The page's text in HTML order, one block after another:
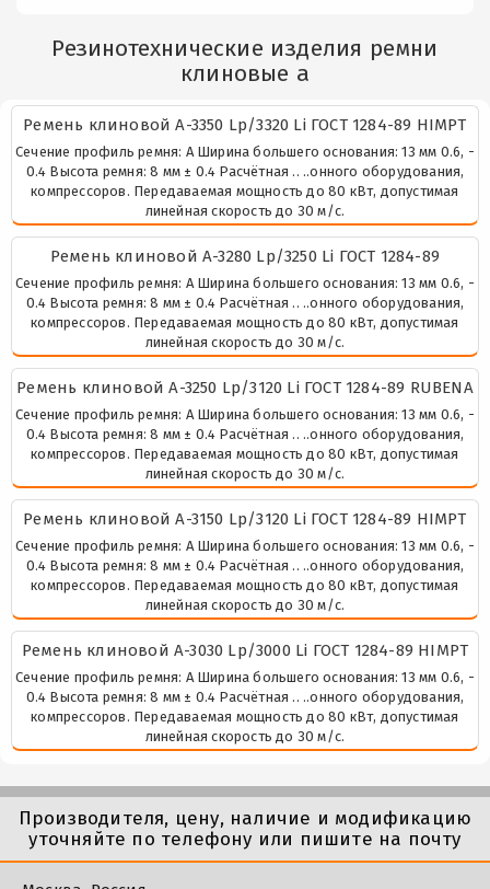
Резинотехнические изделия ремни
клиновые а
Ремень клиновой А-3350 Lp/3320 Li ГОСТ 1284-89 HIMPT
Сечение профиль ремня: А Ширина большего основания: 13 мм 0.6, -
0.4 Высота ремня: 8 мм ± 0.4 Расчётная .. ..онного оборудования,
компрессоров. Передаваемая мощность до 80 кВт, допустимая
линейная скорость до 30 м/с.
Ремень клиновой A-3280 Lp/3250 Li ГОСТ 1284-89
Сечение профиль ремня: А Ширина большего основания: 13 мм 0.6, -
0.4 Высота ремня: 8 мм ± 0.4 Расчётная .. ..онного оборудования,
компрессоров. Передаваемая мощность до 80 кВт, допустимая
линейная скорость до 30 м/с.
Ремень клиновой А-3250 Lp/3120 Li ГОСТ 1284-89 RUBENA
Сечение профиль ремня: А Ширина большего основания: 13 мм 0.6, -
0.4 Высота ремня: 8 мм ± 0.4 Расчётная .. ..онного оборудования,
компрессоров. Передаваемая мощность до 80 кВт, допустимая
линейная скорость до 30 м/с.
Ремень клиновой А-3150 Lp/3120 Li ГОСТ 1284-89 HIMPT
Сечение профиль ремня: А Ширина большего основания: 13 мм 0.6, -
0.4 Высота ремня: 8 мм ± 0.4 Расчётная .. ..онного оборудования,
компрессоров. Передаваемая мощность до 80 кВт, допустимая
линейная скорость до 30 м/с.
Ремень клиновой А-3030 Lp/3000 Li ГОСТ 1284-89 HIMPT
Сечение профиль ремня: А Ширина большего основания: 13 мм 0.6, -
0.4 Высота ремня: 8 мм ± 0.4 Расчётная .. ..онного оборудования,
компрессоров. Передаваемая мощность до 80 кВт, допустимая
линейная скорость до 30 м/с.
Производителя, цену, наличие и модификацию
уточняйте по телефону или пишите на почту